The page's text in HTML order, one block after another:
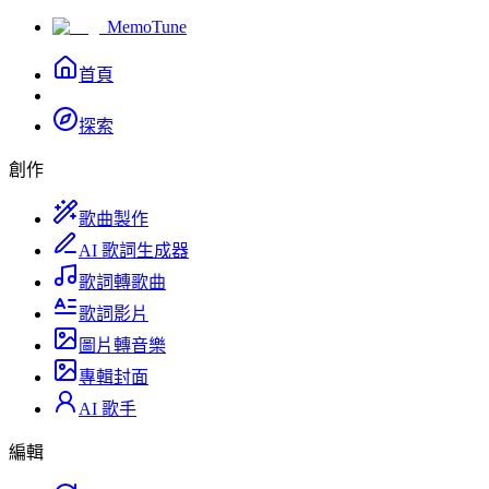
MemoTune
首頁
探索
創作
歌曲製作
AI 歌詞生成器
歌詞轉歌曲
歌詞影片
圖片轉音樂
專輯封面
AI 歌手
編輯